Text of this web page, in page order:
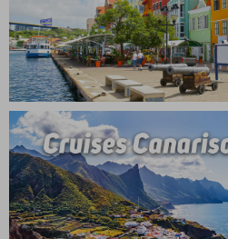
Klik
hier